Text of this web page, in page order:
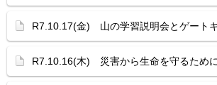
R7.10.17(金) 山の学習説明会とゲート
R7.10.16(木) 災害から生命を守るために